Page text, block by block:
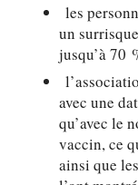
les
un
jusqu’à 70
avec une
qu’avec le
vaccin, ce
ainsi que